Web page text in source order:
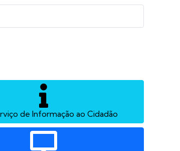
de Informação ao Cidadão